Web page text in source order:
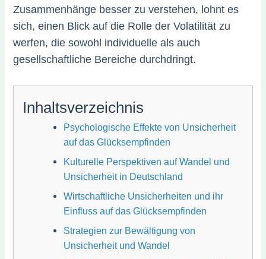
Zusammenhänge besser zu verstehen, lohnt es
sich, einen Blick auf die Rolle der Volatilität zu
werfen, die sowohl individuelle als auch
gesellschaftliche Bereiche durchdringt.
Inhaltsverzeichnis
Psychologische Effekte von Unsicherheit
auf das Glücksempfinden
Kulturelle Perspektiven auf Wandel und
Unsicherheit in Deutschland
Wirtschaftliche Unsicherheiten und ihr
Einfluss auf das Glücksempfinden
Strategien zur Bewältigung von
Unsicherheit und Wandel